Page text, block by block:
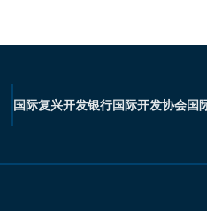
国际复兴开发银行国际开发协会国